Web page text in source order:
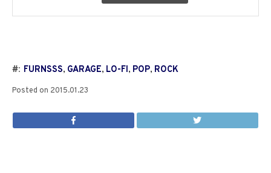
#: FURNSSS, GARAGE, LO-FI, POP, ROCK
Posted on 2015.01.23